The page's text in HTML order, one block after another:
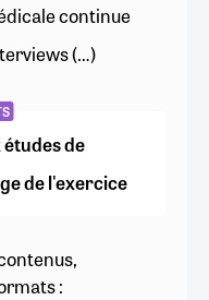
continue
(…)
de
de l'exercice
: